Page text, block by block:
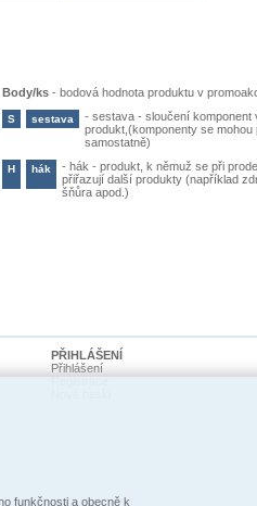
Body/ks -bodová hodnota produktu v
S sestava -sestava - sloučení komponent
produkt,(komponenty se mohou
samostatně)
H hák -hák - produkt, k němuž se při
přiřazují další produkty (například
šňůra apod.)
PŘIHLÁŠENÍ
Přihlášení
funkčnosti a obecně k